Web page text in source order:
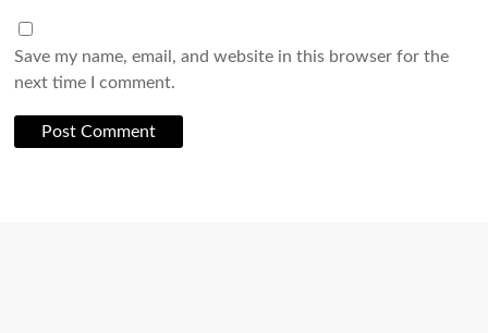
Save my name, email, and website in this browser for the
next time I comment.